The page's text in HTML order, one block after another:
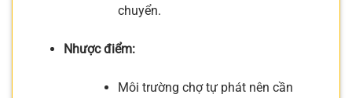
chuyển.
Nhược điểm:
Môi trường chợ tự phát nên cần